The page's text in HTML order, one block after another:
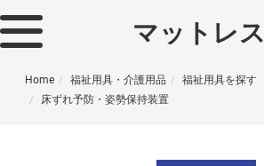
マットレス
Home 福祉用具・介護用品
福祉用具を探す
床ずれ予防・姿勢保持装置